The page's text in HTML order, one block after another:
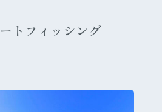
トフィッシング